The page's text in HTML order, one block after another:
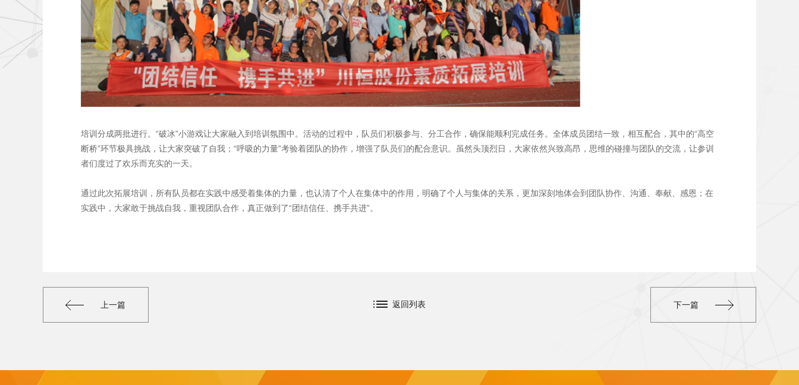
培训分成两批进行。“破冰”小游戏让大家融入到培训氛围中。活动的过程中，队员们积极参与、分工合作，确保能顺利完成任务。全体成员团结一致，相互配合，其中的“高空
断桥”环节极具挑战，让大家突破了自我；“呼吸的力量”考验着团队的协作，增强了队员们的配合意识。虽然头顶烈日，大家依然兴致高昂，思维的碰撞与团队的交流，让参训
者们度过了欢乐而充实的一天。
通过此次拓展培训，所有队员都在实践中感受着集体的力量，也认清了个人在集体中的作用，明确了个人与集体的关系，更加深刻地体会到团队协作、沟通、奉献、感恩；在
实践中，大家敢于挑战自我，重视团队合作，真正做到了“团结信任、携手共进”。
上一篇 下一篇
返回列表